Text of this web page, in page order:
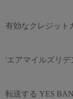
有効なクレジット
'エアマイルズリデ
転送する YES